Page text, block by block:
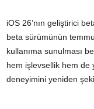
iOS 26’nın geliştirici
beta sürümünün
kullanıma sunulması
hem işlevsellik hem de
deneyimini yeniden